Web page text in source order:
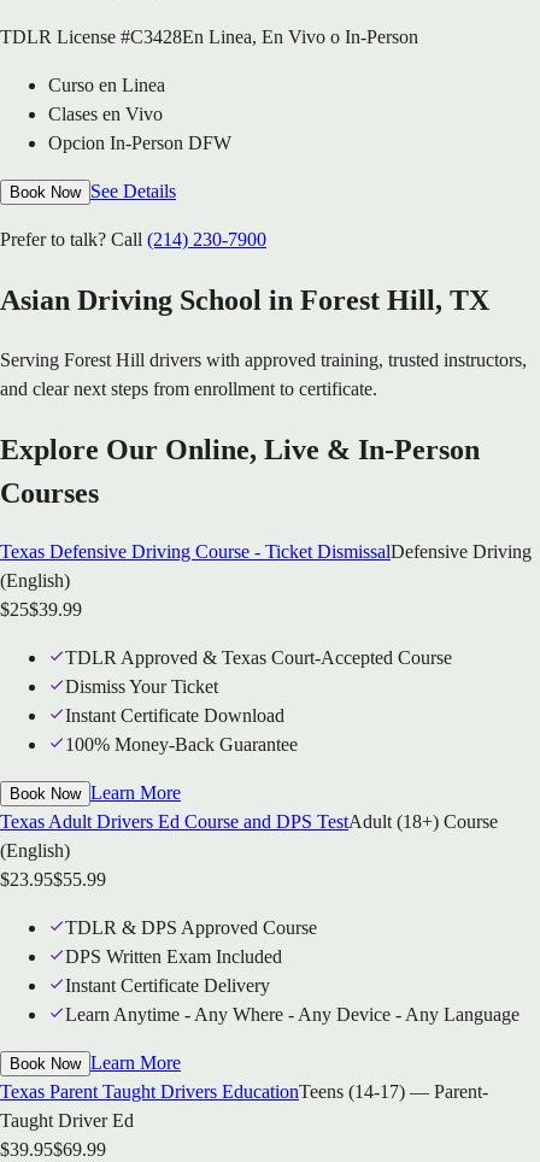
TDLR License #C3428En Linea, En Vivo o In-Person
Curso en Linea
Clases en Vivo
Opcion In-Person DFW
Book Now See Details
Prefer to talk? Call (214) 230-7900
Asian Driving School in Forest Hill, TX
Serving Forest Hill drivers with approved training, trusted instructors,
and clear next steps from enrollment to certificate.
Explore Our Online, Live & In-Person
Courses
Texas Defensive Driving Course - Ticket DismissalDefensive Driving
(English)
$25$39.99
TDLR Approved & Texas Court-Accepted Course
Dismiss Your Ticket
Instant Certificate Download
100% Money-Back Guarantee
Book Now Learn More
Texas Adult Drivers Ed Course and DPS TestAdult (18+) Course
(English)
$23.95$55.99
TDLR & DPS Approved Course
DPS Written Exam Included
Instant Certificate Delivery
Learn Anytime - Any Where - Any Device - Any Language
Book Now Learn More
Texas Parent Taught Drivers EducationTeens (14-17) — Parent-
Taught Driver Ed
$39.95$69.99